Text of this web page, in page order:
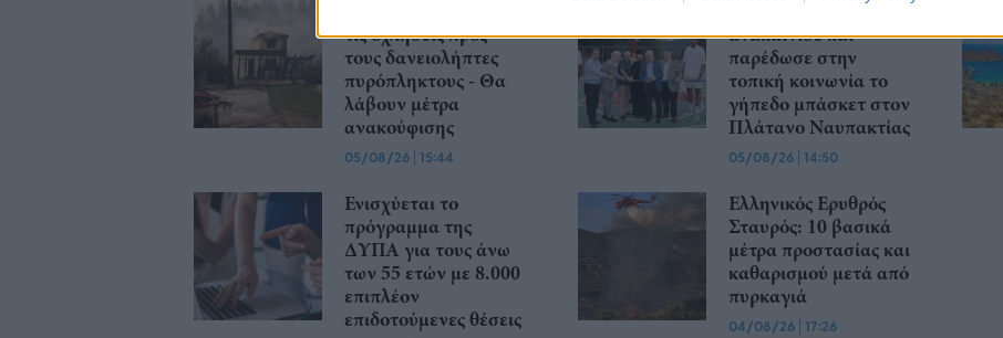
τις οχλήσεις προς
τους δανειολήπτες
πυρόπληκτους - Θα
λάβουν μέτρα
ανακούφισης
05/08/26 | 15:44
Η BIOKOSMOS
ανακαίνισε και
παρέδωσε στην
τοπική κοινωνία το
γήπεδο μπάσκετ στον
Πλάτανο Ναυπακτίας
05/08/26 | 14:50
Ενισχύεται το
πρόγραμμα της
ΔΥΠΑ για τους άνω
των 55 ετών με 8.000
επιπλέον
επιδοτούμενες θέσεις
Ελληνικός Ερυθρός
Σταυρός: 10 βασικά
μέτρα προστασίας και
καθαρισμού μετά από
πυρκαγιά
04/08/26 | 17:26